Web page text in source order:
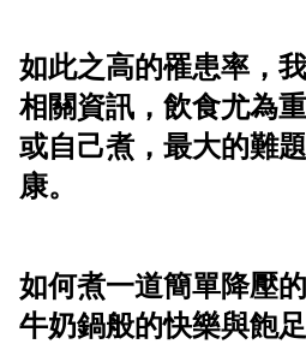
如此之高的罹患率，
相關資訊，飲食尤為
或自己煮，最大的難
康。
如何煮一道簡單降壓
牛奶鍋般的快樂與飽